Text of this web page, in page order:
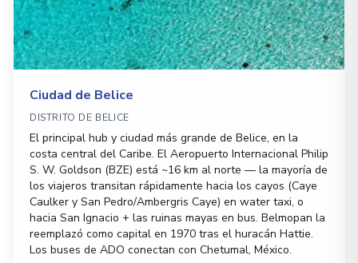
Ciudad de Belice
DISTRITO DE BELICE
El principal hub y ciudad más grande de Belice, en la
costa central del Caribe. El Aeropuerto Internacional Philip
S. W. Goldson (BZE) está ~16 km al norte — la mayoría de
los viajeros transitan rápidamente hacia los cayos (Caye
Caulker y San Pedro/Ambergris Caye) en water taxi, o
hacia San Ignacio + las ruinas mayas en bus. Belmopan la
reemplazó como capital en 1970 tras el huracán Hattie.
Los buses de ADO conectan con Chetumal, México.